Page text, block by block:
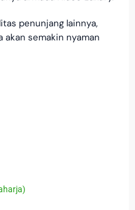
penunjang lainnya,
akan semakin nyaman